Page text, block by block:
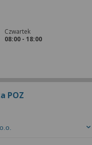
Czwartek
08:00 - 18:00
POZ